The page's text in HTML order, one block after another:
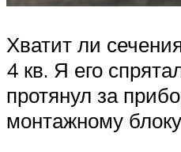
Хватит ли
4 кв. Я его
протянул за
монтажному